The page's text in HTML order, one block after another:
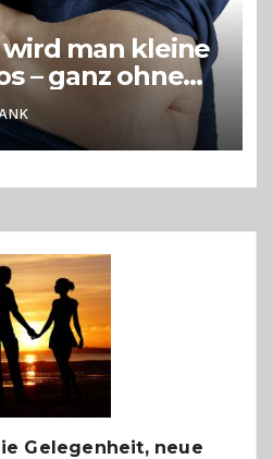
wird man kleine
– ganz ohne
Gelegenheit, neue